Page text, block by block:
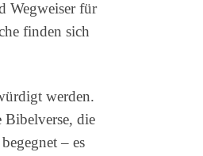
Wegweiser für
finden sich
werden.
Bibelverse, die
– es